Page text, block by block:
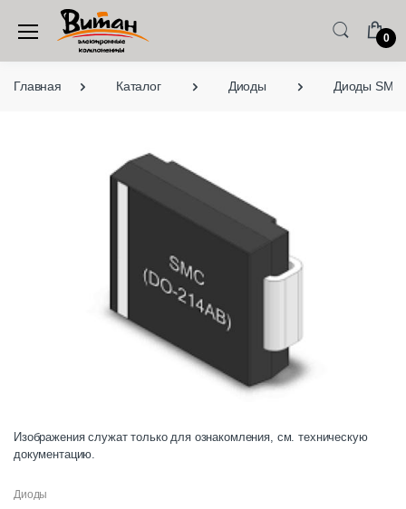
0
Главная Каталог Диоды Диоды SMD
Изображения служат только для ознакомления, см. техническую
документацию.
Диоды